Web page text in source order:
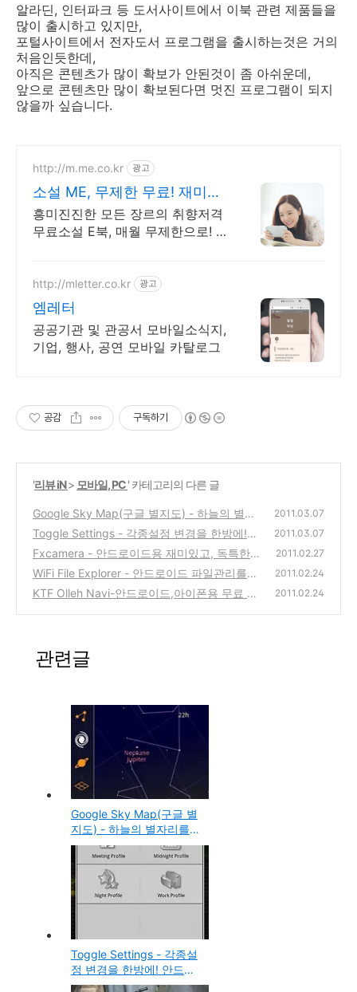
알라딘, 인터파크 등 도서사이트에서 이북 관련 제품들을
많이 출시하고 있지만,
포털사이트에서 전자도서 프로그램을 출시하는것은 거의
처음인듯한데,
아직은 콘텐츠가 많이 확보가 안된것이 좀 아쉬운데,
앞으로 콘텐츠만 많이 확보된다면 멋진 프로그램이 되지
않을까 싶습니다.
http://m.me.co.kr 광고
소설 ME, 무제한 무료! 재미가
가득한곳!
흥미진진한 모든 장르의 취향저격
무료소설 E북, 매월 무제한으로! 첫
http://mletter.co.kr 광고
엠레터
공공기관 및 관공서 모바일소식지,
기업, 행사, 공연 모바일 카탈로그
공감 구독하기
'리뷰 iN> 모바일, PC' 카테고리의 다른 글
Google Sky Map(구글 별지도) - 하늘의 별자
리를 볼수 있는 안드로이드 무료 추천 앱
(0)
2011.03.07
Toggle Settings - 각종설정 변경을 한방에!
안드로이드 추천 프로그램
(0)
2011.03.07
Fxcamera - 안드로이드용 재미있고, 독특한
사진촬영 프로그램
(0)
2011.02.27
WiFi File Explorer - 안드로이드 파일관리를
와이파이를 통해 브라우저로 해보자!
(2)
2011.02.24
KTF Olleh Navi-안드로이드,아이폰용 무료 네
2011.02.24
관련글
Google Sky Map(구글 별
지도) - 하늘의 별자리를
볼수 있는 안드로이드 무
료 추천 앱
Toggle Settings - 각종설
정 변경을 한방에! 안드로
이드 추천 프로그램